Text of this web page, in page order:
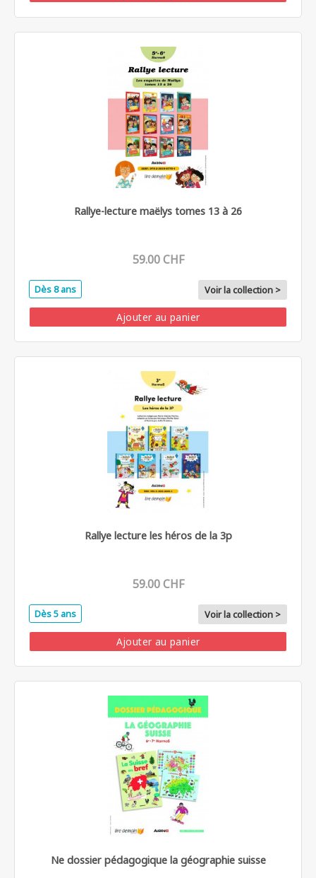
Rallye-lecture maëlys tomes 13 à 26
59.00 CHF
Dès 8 ans Voir la collection >
Ajouter au panier
Rallye lecture les héros de la 3p
59.00 CHF
Dès 5 ans Voir la collection >
Ajouter au panier
Ne dossier pédagogique la géographie suisse